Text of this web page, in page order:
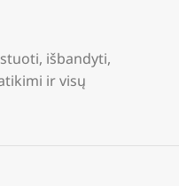
išbandyti,
ir visų